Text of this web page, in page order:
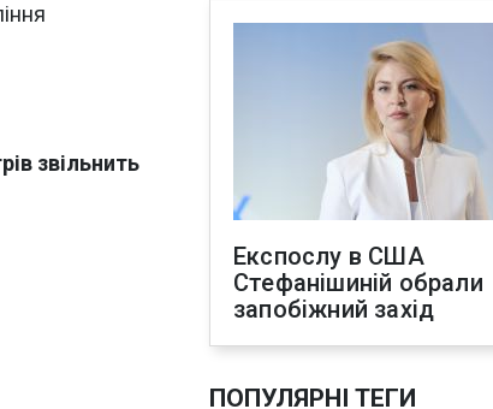
звільнить
Експослу в США
Стефанішиній обрали
запобіжний захід
ПОПУЛЯРНІ ТЕГИ